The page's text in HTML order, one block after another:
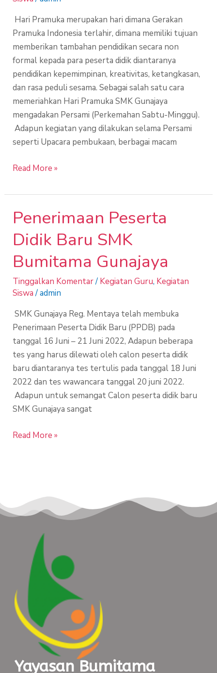
Hari Pramuka merupakan hari dimana Gerakan
Pramuka Indonesia terlahir, dimana memiliki tujuan
memberikan tambahan pendidikan secara non
formal kepada para peserta didik diantaranya
pendidikan kepemimpinan, kreativitas, ketangkasan,
dan rasa peduli sesama. Sebagai salah satu cara
memeriahkan Hari Pramuka SMK Gunajaya
mengadakan Persami (Perkemahan Sabtu-Minggu).
Adapun kegiatan yang dilakukan selama Persami
seperti Upacara pembukaan, berbagai macam
Read More »
Penerimaan Peserta
Didik Baru SMK
Bumitama Gunajaya
Tinggalkan Komentar/ Kegiatan Guru, Kegiatan
Siswa/admin
SMK Gunajaya Reg. Mentaya telah membuka
Penerimaan Peserta Didik Baru (PPDB) pada
tanggal 16 Juni – 21 Juni 2022, Adapun beberapa
tes yang harus dilewati oleh calon peserta didik
baru diantaranya tes tertulis pada tanggal 18 Juni
2022 dan tes wawancara tanggal 20 juni 2022.
Adapun untuk semangat Calon peserta didik baru
SMK Gunajaya sangat
Penerimaan
Peserta
Didik
Baru
SMK
Bumitama
Gunajaya
Read More »
Yayasan Bumitama